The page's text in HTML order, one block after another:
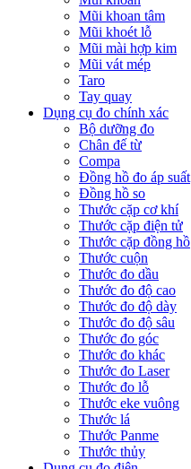
Mũi khoan tâm
Mũi khoét lỗ
Mũi mài hợp kim
Mũi vát mép
Taro
Tay quay
Dụng cụ đo chính xác
Bộ dưỡng đo
Chân đế từ
Compa
Đồng hồ đo áp suất
Đồng hồ so
Thước cặp cơ khí
Thước cặp điện tử
Thước cặp đồng hồ
Thước cuộn
Thước đo dầu
Thước đo độ cao
Thước đo độ dày
Thước đo độ sâu
Thước đo góc
Thước đo khác
Thước đo Laser
Thước đo lỗ
Thước eke vuông
Thước lá
Thước Panme
Thước thủy